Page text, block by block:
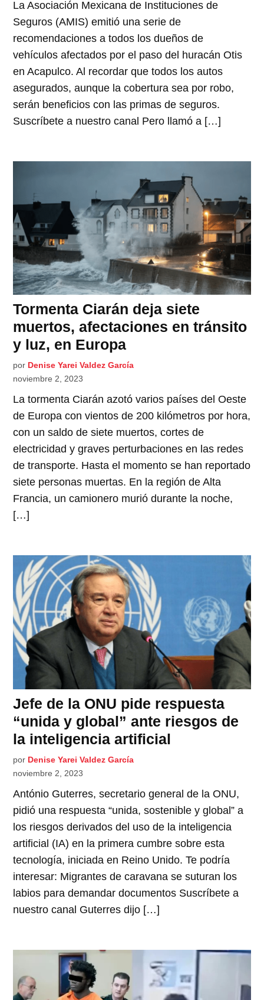
La Asociación Mexicana de Instituciones de
Seguros (AMIS) emitió una serie de
recomendaciones a todos los dueños de
vehículos afectados por el paso del huracán Otis
en Acapulco. Al recordar que todos los autos
asegurados, aunque la cobertura sea por robo,
serán beneficios con las primas de seguros.
Suscríbete a nuestro canal Pero llamó a […]
Tormenta Ciarán deja siete
muertos, afectaciones en tránsito
y luz, en Europa
por Denise Yarei Valdez García
noviembre 2, 2023
La tormenta Ciarán azotó varios países del Oeste
de Europa con vientos de 200 kilómetros por hora,
con un saldo de siete muertos, cortes de
electricidad y graves perturbaciones en las redes
de transporte. Hasta el momento se han reportado
siete personas muertas. En la región de Alta
Francia, un camionero murió durante la noche,
[…]
Jefe de la ONU pide respuesta
“unida y global” ante riesgos de
la inteligencia artificial
por Denise Yarei Valdez García
noviembre 2, 2023
António Guterres, secretario general de la ONU,
pidió una respuesta “unida, sostenible y global” a
los riesgos derivados del uso de la inteligencia
artificial (IA) en la primera cumbre sobre esta
tecnología, iniciada en Reino Unido. Te podría
interesar: Migrantes de caravana se suturan los
labios para demandar documentos Suscríbete a
nuestro canal Guterres dijo […]